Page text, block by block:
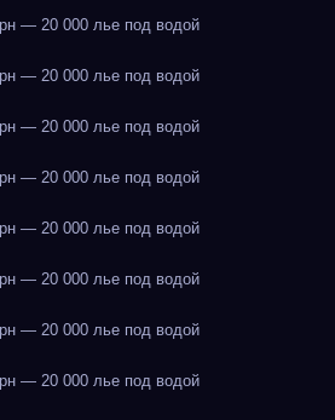
— 20 000 лье под водой
— 20 000 лье под водой
— 20 000 лье под водой
— 20 000 лье под водой
— 20 000 лье под водой
— 20 000 лье под водой
— 20 000 лье под водой
— 20 000 лье под водой